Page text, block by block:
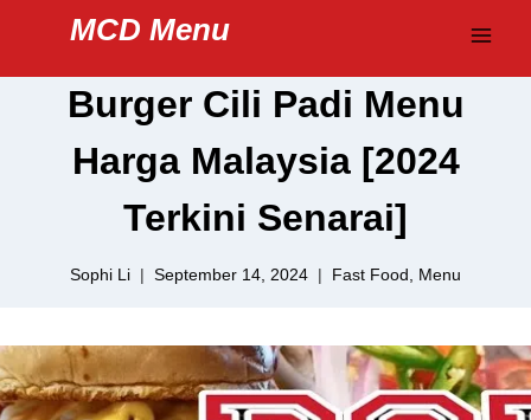
content
MCD Menu
Burger Cili Padi Menu
Harga Malaysia [2024
Terkini Senarai]
Sophi Li September 14, 2024 Fast Food Menu